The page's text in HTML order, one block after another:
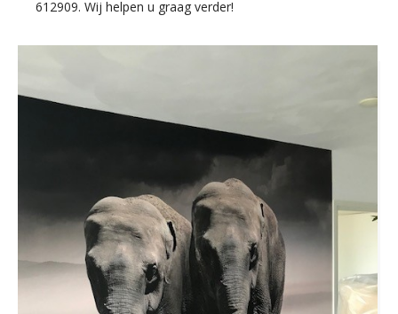
612909. Wij helpen u graag verder!